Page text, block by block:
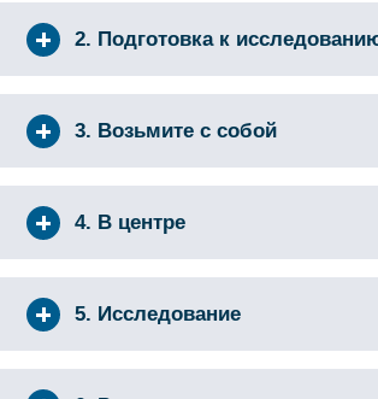
2. Подготовка к
3. Возьмите с собой
4. В центре
5. Исследование